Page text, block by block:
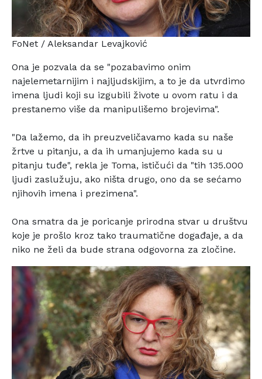
FoNet / Aleksandar Levajković
Ona je pozvala da se "pozabavimo onim
najelemetarnijim i najljudskijim, a to je da utvrdimo
imena ljudi koji su izgubili živote u ovom ratu i da
prestanemo više da manipulišemo brojevima".
"Da lažemo, da ih preuzveličavamo kada su naše
žrtve u pitanju, a da ih umanjujemo kada su u
pitanju tuđe", rekla je Toma, ističući da "tih 135.000
ljudi zaslužuju, ako ništa drugo, ono da se sećamo
njihovih imena i prezimena".
Ona smatra da je poricanje prirodna stvar u društvu
koje je prošlo kroz tako traumatične događaje, a da
niko ne želi da bude strana odgovorna za zločine.